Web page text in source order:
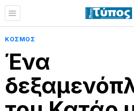
ΚΟΣΜΟΣ
Ένα